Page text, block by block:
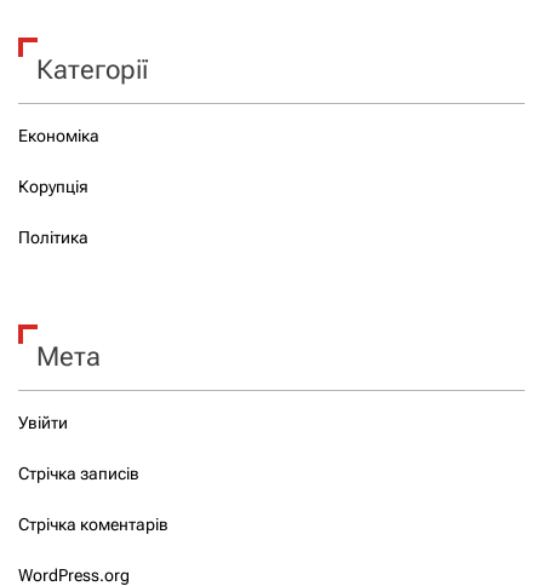
Категорії
Економіка
Корупція
Політика
Мета
Увійти
Стрічка записів
Стрічка коментарів
WordPress.org